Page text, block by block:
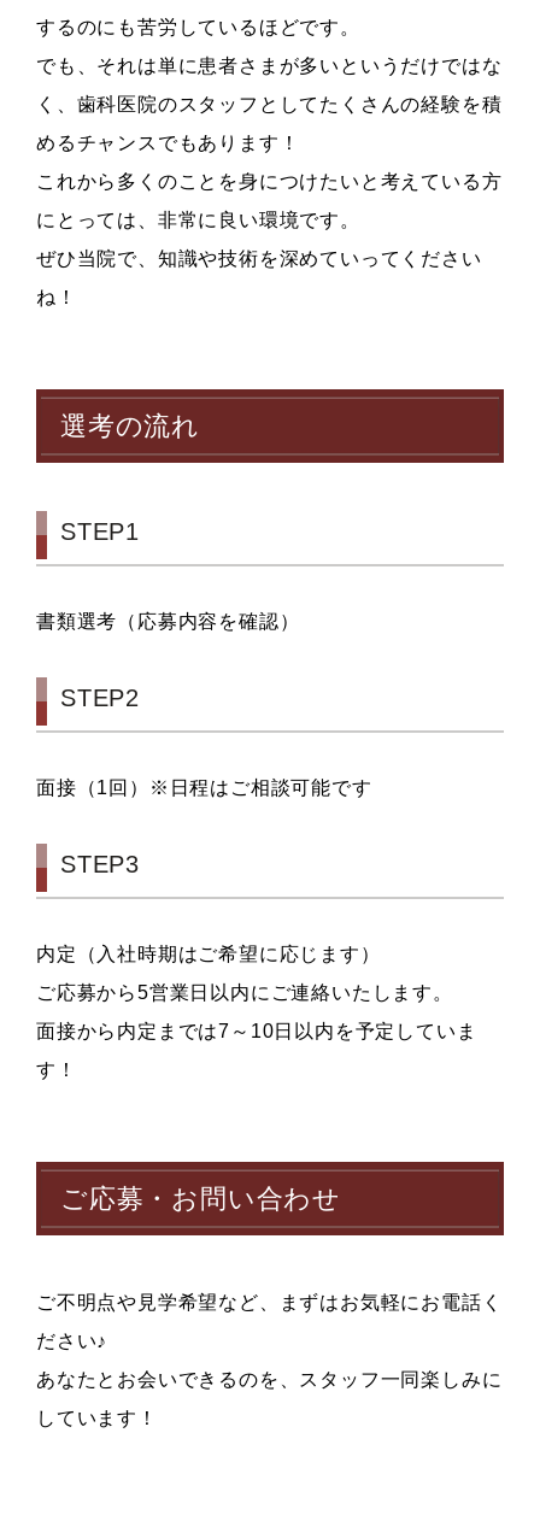
するのにも苦労しているほどです。
でも、それは単に患者さまが多いというだけではな
く、歯科医院のスタッフとしてたくさんの経験を積
めるチャンスでもあります！
これから多くのことを身につけたいと考えている方
にとっては、非常に良い環境です。
ぜひ当院で、知識や技術を深めていってください
ね！
選考の流れ
STEP1
書類選考（応募内容を確認）
STEP2
面接（1回）※日程はご相談可能です
STEP3
内定（入社時期はご希望に応じます）
ご応募から5営業日以内にご連絡いたします。
面接から内定までは7～10日以内を予定していま
す！
ご応募・お問い合わせ
ご不明点や見学希望など、まずはお気軽にお電話く
ださい♪
あなたとお会いできるのを、スタッフ一同楽しみに
しています！